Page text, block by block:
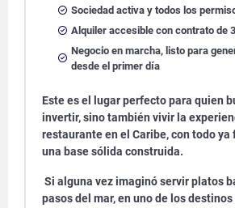
Sociedad activa y todos los
Alquiler accesible con contrato de
Negocio en marcha, listo para
desde el primer día
Este es el lugar perfecto para quien
invertir, sino también vivir la
restaurante en el Caribe, con todo ya
una base sólida construida.
Si alguna vez imaginó servir platos
pasos del mar, en uno de los